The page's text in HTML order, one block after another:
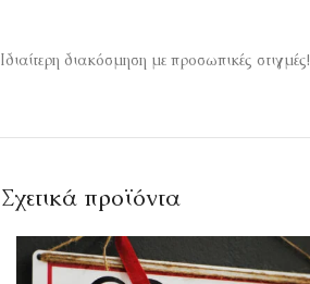
Ιδιαίτερη διακόσμηση με προσωπικές στιγμές!
Σχετικά προϊόντα